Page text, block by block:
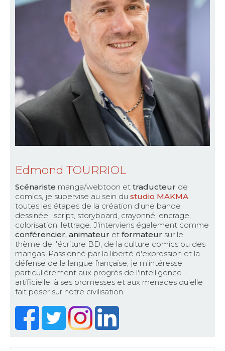
Edmond TOURRIOL
Scénariste manga/webtoon et traducteur de
comics, je supervise au sein du studio MAKMA
toutes les étapes de la création d'une bande
dessinée : script, storyboard, crayonné, encrage,
colorisation, lettrage. J'interviens également comme
conférencier, animateur et formateur sur le
thème de l'écriture BD, de la culture comics ou des
mangas. Passionné par la liberté d'expression et la
défense de la langue française, je m'intéresse
particulièrement aux progrès de l'intelligence
artificielle. à ses promesses et aux menaces qu'elle
fait peser sur notre civilisation.